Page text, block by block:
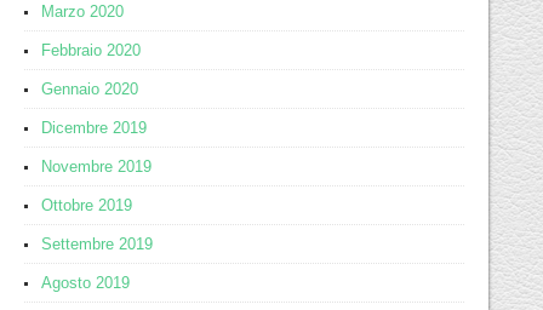
Marzo 2020
Febbraio 2020
Gennaio 2020
Dicembre 2019
Novembre 2019
Ottobre 2019
Settembre 2019
Agosto 2019